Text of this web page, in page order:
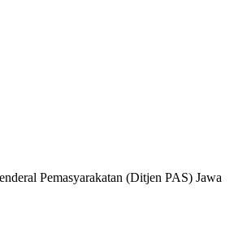
Pemasyarakatan (Ditjen PAS) Jawa